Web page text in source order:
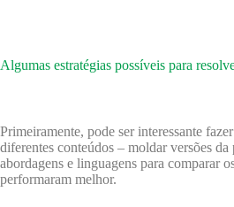
Algumas estratégias possíveis para
Primeiramente, pode ser interessante
diferentes conteúdos – moldar versões
abordagens e linguagens para comparar
performaram melhor.